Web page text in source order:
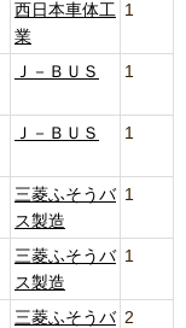
西日本車体工
業
1
Ｊ－ＢＵＳ 1
Ｊ－ＢＵＳ 1
三菱ふそうバ
ス製造
1
三菱ふそうバ
ス製造
1
三菱ふそうバ 2